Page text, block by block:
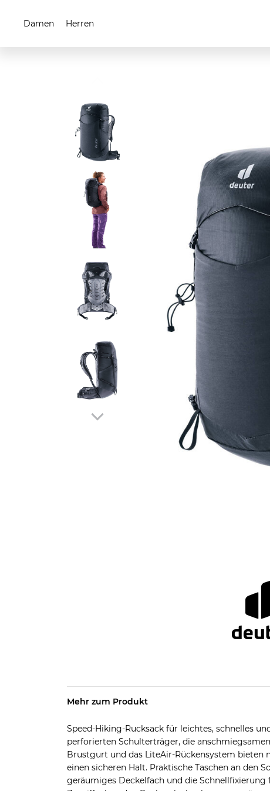
Damen Herren
Mehr zum Produkt
Speed-Hiking-Rucksack für leichtes, schnelles
perforierten Schulterträger, die
Brustgurt und das LiteAir-Rückensystem
einen sicheren Halt. Praktische Taschen an den
geräumiges Deckelfach und die